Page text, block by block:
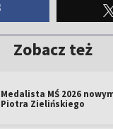
Zobacz też
Medalista MŚ 2026
Piotra Zielińskiego